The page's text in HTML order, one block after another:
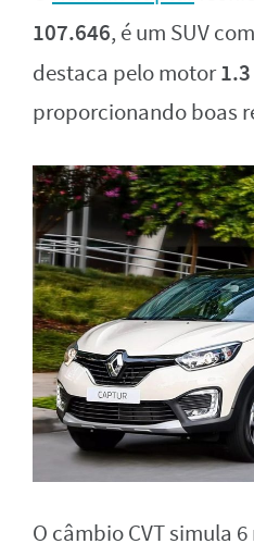
107.646, é um SUV
destaca pelo motor
proporcionando boas
O câmbio CVT simula